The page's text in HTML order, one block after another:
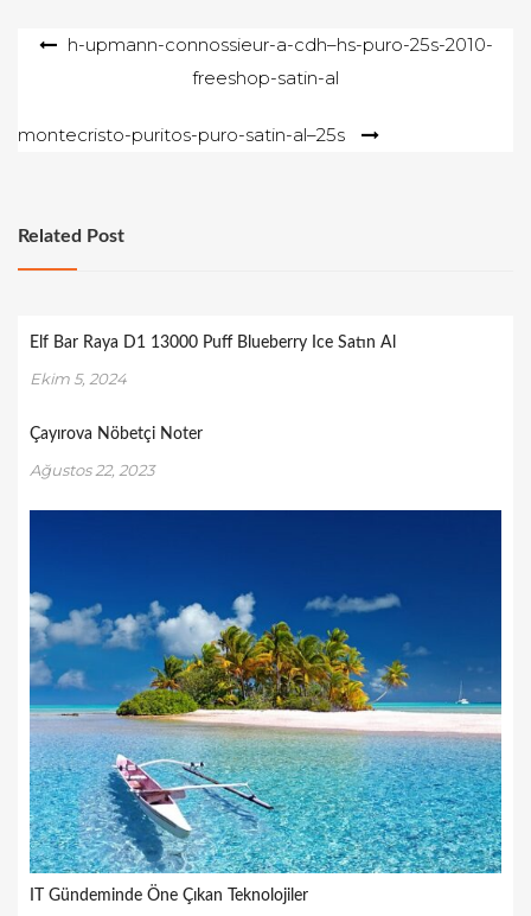
d
Yazı h-upmann-connossieur-a-cdh–hs-puro-25s-2010-
freeshop-satin-al
montecristo-puritos-puro-satin-al–25s
Related Post
Elf Bar Raya D1 13000 Puff Blueberry Ice Satın Al
Ekim 5, 2024
Çayırova Nöbetçi Noter
Ağustos 22, 2023
IT Gündeminde Öne Çıkan Teknolojiler